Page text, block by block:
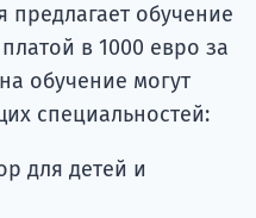
обучение
в 1000 евро за
обучение могут
специальностей:
для детей и